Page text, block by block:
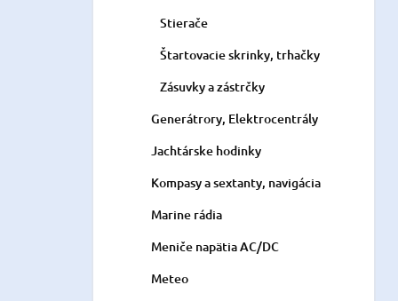
Stierače
Štartovacie skrinky, trhačky
Zásuvky a zástrčky
Generátrory, Elektrocentrály
Jachtárske hodinky
Kompasy a sextanty, navigácia
Marine rádia
Meniče napätia AC/DC
Meteo